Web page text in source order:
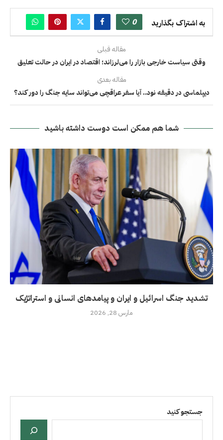
به اشتراک بگذارید 0
مقاله قبلی
وقتی سیاست خارجی بازار را می‌لرزاند؛ اقتصاد در ایران در حالت تعلیق
مقاله بعدی
دیپلماسی در دقیقه نود.. آیا سفر عراقچی می‌تواند سایه جنگ را دور کند؟
شما هم ممکن است دوست داشته باشید
تشدید جنگ اسرائیل و ایران و پیامدهای انسانی و استراتژیک
مارس 28, 2026
جستجو کنید